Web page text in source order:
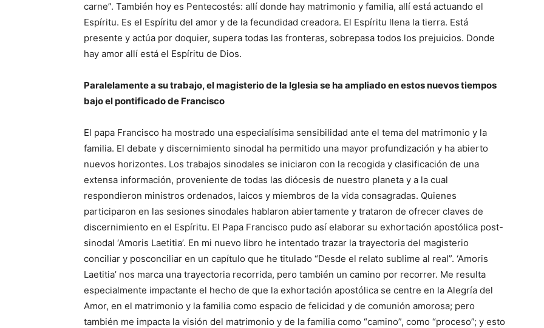
carne”. También hoy es Pentecostés: allí donde hay matrimonio y familia, allí está actuando el
Espíritu. Es el Espíritu del amor y de la fecundidad creadora. El Espíritu llena la tierra. Está
presente y actúa por doquier, supera todas las fronteras, sobrepasa todos los prejuicios. Donde
hay amor allí está el Espíritu de Dios.
Paralelamente a su trabajo, el magisterio de la Iglesia se ha ampliado en estos nuevos tiempos
bajo el pontificado de Francisco
El papa Francisco ha mostrado una especialísima sensibilidad ante el tema del matrimonio y la
familia. El debate y discernimiento sinodal ha permitido una mayor profundización y ha abierto
nuevos horizontes. Los trabajos sinodales se iniciaron con la recogida y clasificación de una
extensa información, proveniente de todas las diócesis de nuestro planeta y a la cual
respondieron ministros ordenados, laicos y miembros de la vida consagradas. Quienes
participaron en las sesiones sinodales hablaron abiertamente y trataron de ofrecer claves de
discernimiento en el Espíritu. El Papa Francisco pudo así elaborar su exhortación apostólica post-
sinodal ‘Amoris Laetitia’. En mi nuevo libro he intentado trazar la trayectoria del magisterio
conciliar y posconciliar en un capítulo que he titulado “Desde el relato sublime al real”. ‘Amoris
Laetitia’ nos marca una trayectoria recorrida, pero también un camino por recorrer. Me resulta
especialmente impactante el hecho de que la exhortación apostólica se centre en la Alegría del
Amor, en el matrimonio y la familia como espacio de felicidad y de comunión amorosa; pero
también me impacta la visión del matrimonio y de la familia como “camino”, como “proceso”; y esto